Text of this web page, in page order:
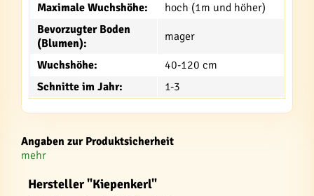
Maximale Wuchshöhe:
hoch (1m und höher)
Bevorzugter Boden
(Blumen):
mager
Wuchshöhe:
40-120 cm
Schnitte im Jahr:
1-3
Angaben zur Produktsicherheit
mehr
Hersteller "Kiepenkerl"